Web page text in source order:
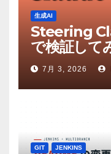
生成AI
Steering
で検証して
7月 3, 2026
GIT JENKINS